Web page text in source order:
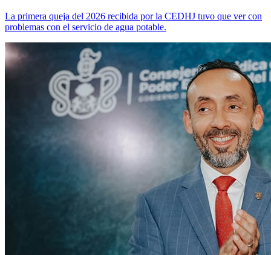
La primera queja del 2026 recibida por la CEDHJ tuvo que ver con
problemas con el servicio de agua potable.